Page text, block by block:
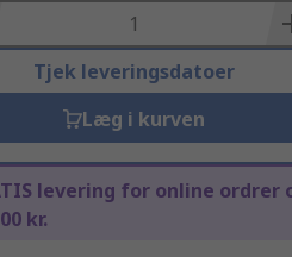
Tjek leveringsdatoer
Læg i kurven
levering for online ordrer
kr.